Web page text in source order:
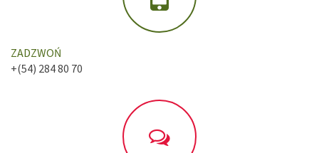
ZADZWOŃ
+(54) 284 80 70